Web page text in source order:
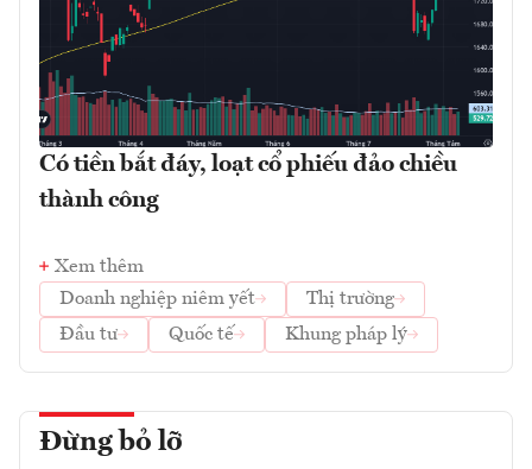
Có tiền bắt đáy, loạt cổ phiếu đảo chiều
thành công
Xem thêm
Doanh nghiệp niêm yết
Thị trường
Đầu tư
Quốc tế Khung pháp lý
Đừng bỏ lỡ